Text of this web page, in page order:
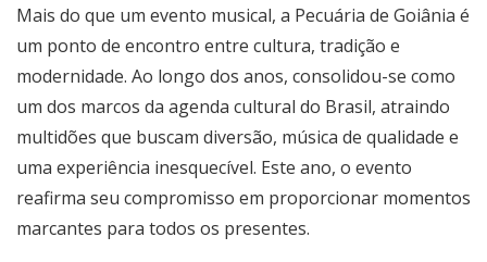
Mais do que um evento musical, a Pecuária de Goiânia é
um ponto de encontro entre cultura, tradição e
modernidade. Ao longo dos anos, consolidou-se como
um dos marcos da agenda cultural do Brasil, atraindo
multidões que buscam diversão, música de qualidade e
uma experiência inesquecível. Este ano, o evento
reafirma seu compromisso em proporcionar momentos
marcantes para todos os presentes.